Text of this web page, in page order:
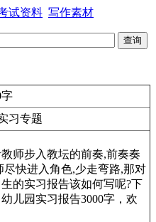
试资料 写作素材
习专题
师步入教坛的前奏,前奏奏
快进入角色,少走弯路,那对
的实习报告该如何写呢?下
儿园实习报告3000字，欢